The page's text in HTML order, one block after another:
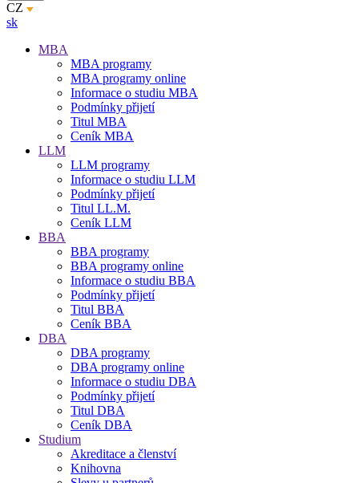
CZ
sk
MBA
MBA programy
MBA programy online
Informace o studiu MBA
Podmínky přijetí
Titul MBA
Ceník MBA
LLM
LLM programy
Informace o studiu LLM
Podmínky přijetí
Titul LL.M.
Ceník LLM
BBA
BBA programy
BBA programy online
Informace o studiu BBA
Podmínky přijetí
Titul BBA
Ceník BBA
DBA
DBA programy
DBA programy online
Informace o studiu DBA
Podmínky přijetí
Titul DBA
Ceník DBA
Studium
Akreditace a členství
Knihovna